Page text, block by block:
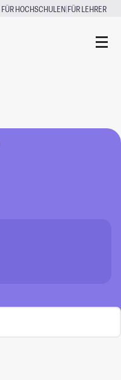
FÜR HOCHSCHULEN|FÜR LEHRER